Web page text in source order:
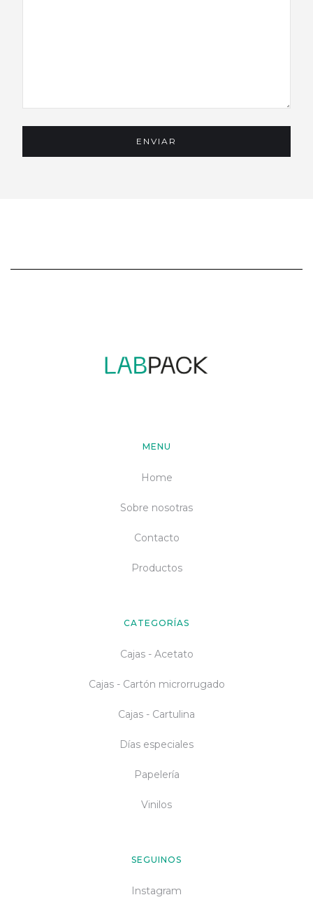
MENU
Home
Sobre nosotras
Contacto
Productos
CATEGORÍAS
Cajas - Acetato
Cajas - Cartón microrrugado
Cajas - Cartulina
Días especiales
Papelería
Vinilos
SEGUINOS
Instagram